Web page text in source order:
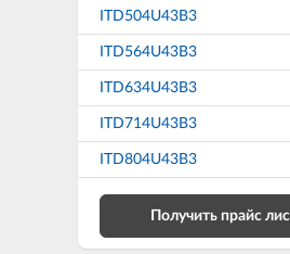
ITD504U43B3
ITD564U43B3
ITD634U43B3
ITD714U43B3
ITD804U43B3
Получить прайс